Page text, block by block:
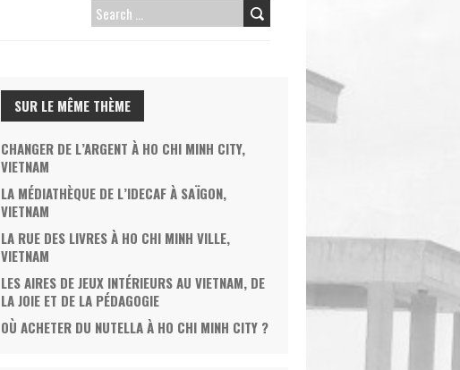
SEARCH
SUR LE MÊME THÈME
CHANGER DE L’ARGENT À HO CHI MINH CITY,
VIETNAM
LA MÉDIATHÈQUE DE L’IDECAF À SAÏGON,
VIETNAM
LA RUE DES LIVRES À HO CHI MINH VILLE,
VIETNAM
LES AIRES DE JEUX INTÉRIEURS AU VIETNAM, DE
LA JOIE ET DE LA PÉDAGOGIE
OÙ ACHETER DU NUTELLA À HO CHI MINH CITY ?